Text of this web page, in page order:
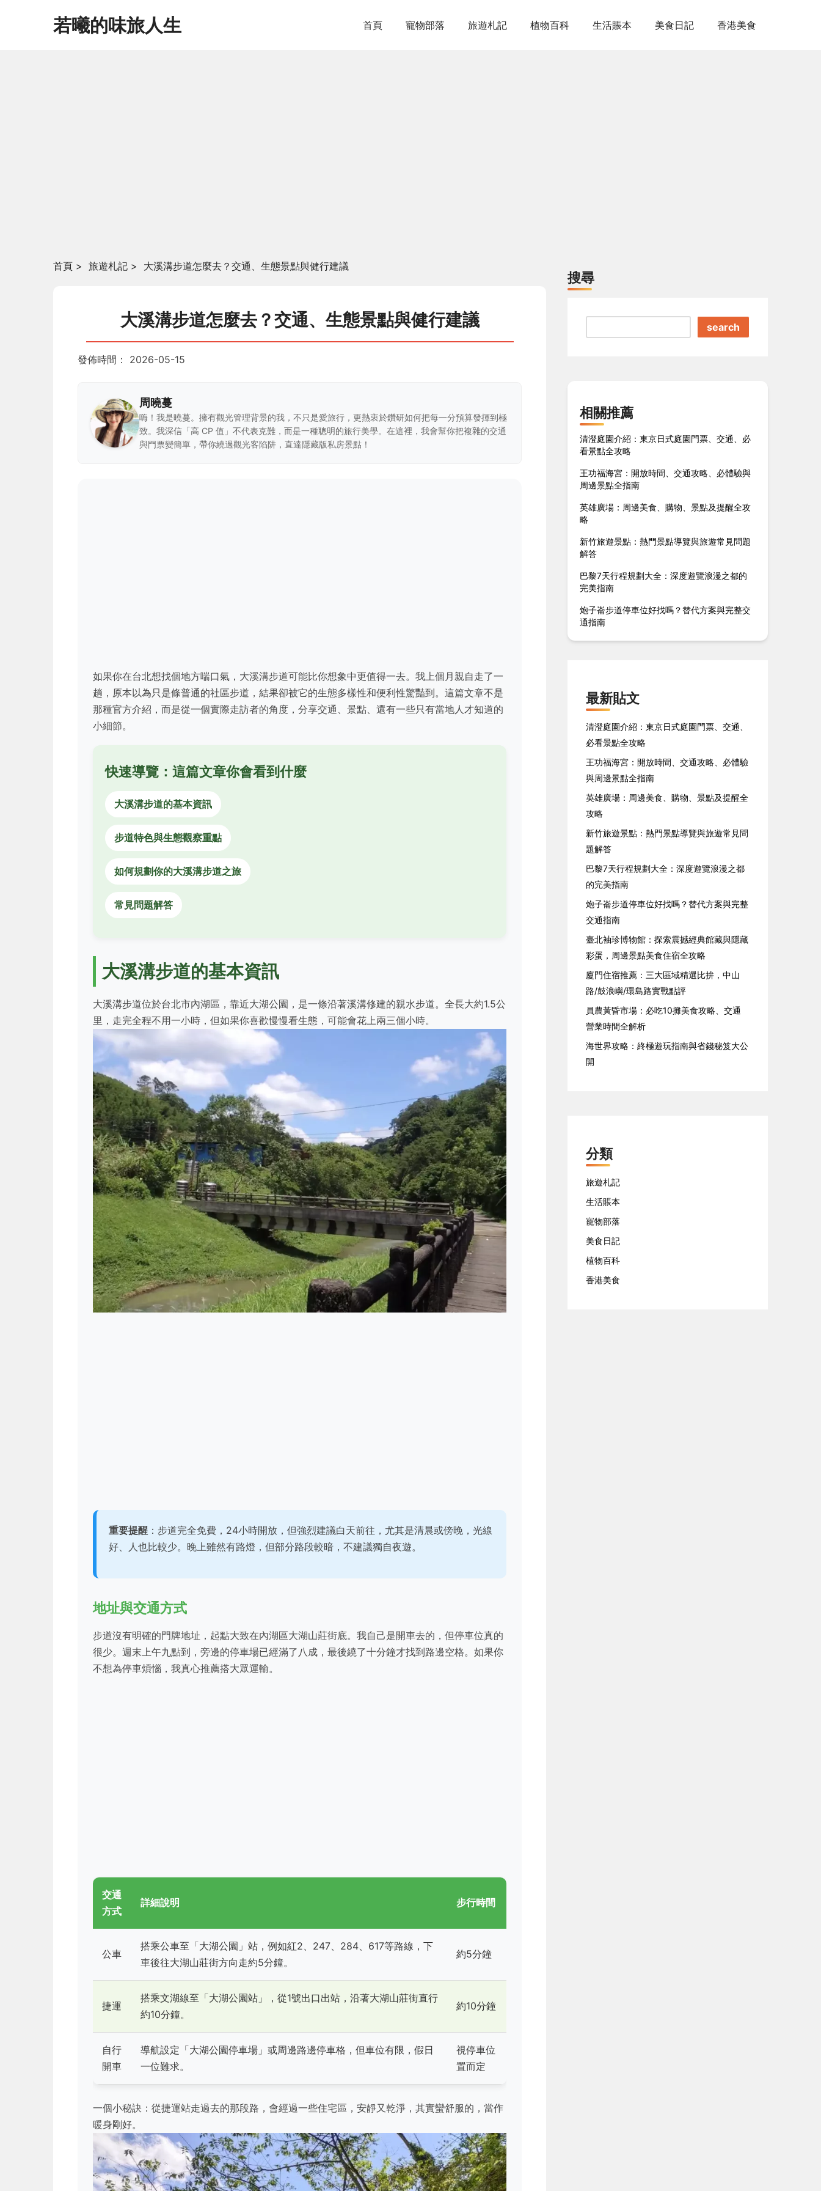
若曦的味旅人生 首頁 寵物部落 旅遊札記 植物百科 生活賬本 美食日記 香港美食
首頁 > 旅遊札記 > 大溪溝步道怎麼去？交通、生態景點與健行建議
大溪溝步道怎麼去？交通、生態景點與健行建議
發佈時間： 2026-05-15
周曉蔓
嗨！我是曉蔓。擁有觀光管理背景的我，不只是愛旅行，更熱衷於鑽研如何把每一分預算發揮到極
致。我深信「高 CP 值」不代表克難，而是一種聰明的旅行美學。在這裡，我會幫你把複雜的交通
與門票變簡單，帶你繞過觀光客陷阱，直達隱藏版私房景點！
如果你在台北想找個地方喘口氣，大溪溝步道可能比你想象中更值得一去。我上個月親自走了一
趟，原本以為只是條普通的社區步道，結果卻被它的生態多樣性和便利性驚豔到。這篇文章不是
那種官方介紹，而是從一個實際走訪者的角度，分享交通、景點、還有一些只有當地人才知道的
小細節。
快速導覽：這篇文章你會看到什麼
大溪溝步道的基本資訊
步道特色與生態觀察重點
如何規劃你的大溪溝步道之旅
常見問題解答
大溪溝步道的基本資訊
大溪溝步道位於台北市內湖區，靠近大湖公園，是一條沿著溪溝修建的親水步道。全長大約1.5公
里，走完全程不用一小時，但如果你喜歡慢慢看生態，可能會花上兩三個小時。
重要提醒 ：步道完全免費，24小時開放，但強烈建議白天前往，尤其是清晨或傍晚，光線
好、人也比較少。晚上雖然有路燈，但部分路段較暗，不建議獨自夜遊。
地址與交通方式
步道沒有明確的門牌地址，起點大致在內湖區大湖山莊街底。我自己是開車去的，但停車位真的
很少。週末上午九點到，旁邊的停車場已經滿了八成，最後繞了十分鐘才找到路邊空格。如果你
不想為停車煩惱，我真心推薦搭大眾運輸。
交通
方式
詳細說明 步行時間
公車
搭乘公車至「大湖公園」站，例如紅2、247、284、617等路線，下
車後往大湖山莊街方向走約5分鐘。
約5分鐘
捷運
搭乘文湖線至「大湖公園站」，從1號出口出站，沿著大湖山莊街直行
約10分鐘。
約10分鐘
自行
開車
導航設定「大湖公園停車場」或周邊路邊停車格，但車位有限，假日
一位難求。
視停車位
置而定
一個小秘訣：從捷運站走過去的那段路，會經過一些住宅區，安靜又乾淨，其實蠻舒服的，當作
暖身剛好。
搜尋
search
相關推薦
清澄庭園介紹：東京日式庭園門票、交通、必
看景點全攻略
王功福海宮：開放時間、交通攻略、必體驗與
周邊景點全指南
英雄廣場：周邊美食、購物、景點及提醒全攻
略
新竹旅遊景點：熱門景點導覽與旅遊常見問題
解答
巴黎7天行程規劃大全：深度遊覽浪漫之都的
完美指南
炮子崙步道停車位好找嗎？替代方案與完整交
通指南
最新貼文
清澄庭園介紹：東京日式庭園門票、交通、
必看景點全攻略
王功福海宮：開放時間、交通攻略、必體驗
與周邊景點全指南
英雄廣場：周邊美食、購物、景點及提醒全
攻略
新竹旅遊景點：熱門景點導覽與旅遊常見問
題解答
巴黎7天行程規劃大全：深度遊覽浪漫之都
的完美指南
炮子崙步道停車位好找嗎？替代方案與完整
交通指南
臺北袖珍博物館：探索震撼經典館藏與隱藏
彩蛋，周邊景點美食住宿全攻略
廈門住宿推薦：三大區域精選比拚，中山
路/鼓浪嶼/環島路實戰點評
員農黃昏市場：必吃10攤美食攻略、交通
營業時間全解析
海世界攻略：終極遊玩指南與省錢秘笈大公
開
分類
旅遊札記
生活賬本
寵物部落
美食日記
植物百科
香港美食